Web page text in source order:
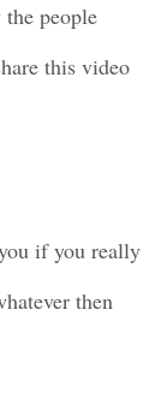
people
this video
if you really
then